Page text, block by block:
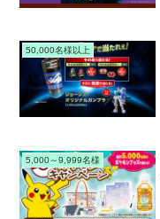
50,000名様以上
5,000～9,999名様